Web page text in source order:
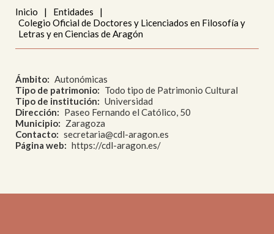
Inicio | Entidades
|
Colegio Oficial de Doctores y Licenciados en Filosofía y
Letras y en Ciencias de Aragón
Ámbito
Autonómicas
Tipo de patrimonio
Todo tipo de Patrimonio Cultural
Tipo de institución
Universidad
Dirección
Paseo Fernando el Católico, 50
Municipio
Zaragoza
Contacto
secretaria@cdl-aragon.es
Página web
https://cdl-aragon.es/